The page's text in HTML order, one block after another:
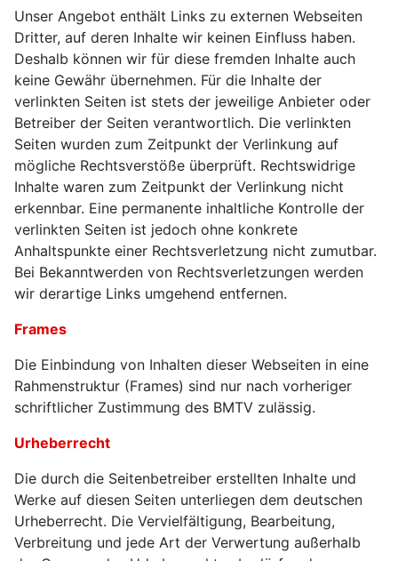
Unser Angebot enthält Links zu externen Webseiten
Dritter, auf deren Inhalte wir keinen Einfluss haben.
Deshalb können wir für diese fremden Inhalte auch
keine Gewähr übernehmen. Für die Inhalte der
verlinkten Seiten ist stets der jeweilige Anbieter oder
Betreiber der Seiten verantwortlich. Die verlinkten
Seiten wurden zum Zeitpunkt der Verlinkung auf
mögliche Rechtsverstöße überprüft. Rechtswidrige
Inhalte waren zum Zeitpunkt der Verlinkung nicht
erkennbar. Eine permanente inhaltliche Kontrolle der
verlinkten Seiten ist jedoch ohne konkrete
Anhaltspunkte einer Rechtsverletzung nicht zumutbar.
Bei Bekanntwerden von Rechtsverletzungen werden
wir derartige Links umgehend entfernen.
Frames
Die Einbindung von Inhalten dieser Webseiten in eine
Rahmenstruktur (Frames) sind nur nach vorheriger
schriftlicher Zustimmung des BMTV zulässig.
Urheberrecht
Die durch die Seitenbetreiber erstellten Inhalte und
Werke auf diesen Seiten unterliegen dem deutschen
Urheberrecht. Die Vervielfältigung, Bearbeitung,
Verbreitung und jede Art der Verwertung außerhalb